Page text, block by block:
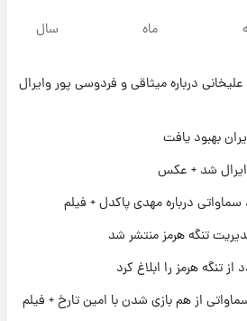
جدید کالابرگ برای سه دهک؛ جزئیات اعلام
ماه سال
درباره میثاقی و فردوسی پور وایرال
بهبود یافت
شد + عکس
درباره مهدی پاکدل + فیلم
تنگه هرمز منتشر شد
از هم بازی شدن با امین تارخ + فیلم